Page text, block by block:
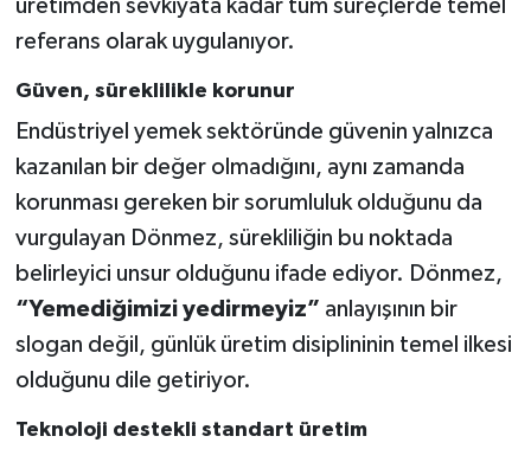
üretimden sevkiyata kadar tüm süreçlerde temel
referans olarak uygulanıyor.
Güven, süreklilikle korunur
Endüstriyel yemek sektöründe güvenin yalnızca
kazanılan bir değer olmadığını, aynı zamanda
korunması gereken bir sorumluluk olduğunu da
vurgulayan Dönmez, sürekliliğin bu noktada
belirleyici unsur olduğunu ifade ediyor. Dönmez,
“Yemediğimizi yedirmeyiz” anlayışının bir
slogan değil, günlük üretim disiplininin temel ilkesi
olduğunu dile getiriyor.
Teknoloji destekli standart üretim